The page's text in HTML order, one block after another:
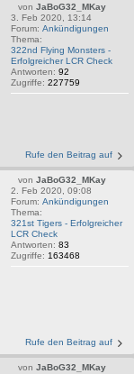
vonJaBoG32_MKay
3. Feb 2020, 13:14
Forum:Ankündigungen
Thema:
322nd Flying Monsters -
Erfolgreicher LCR Check
Antworten:92
Zugriffe:227759
Rufe den Beitrag auf
vonJaBoG32_MKay
2. Feb 2020, 09:08
Forum:Ankündigungen
Thema:
321st Tigers - Erfolgreicher
LCR Check
Antworten:83
Zugriffe: 163468
Rufe den Beitrag auf
vonJaBoG32_MKay